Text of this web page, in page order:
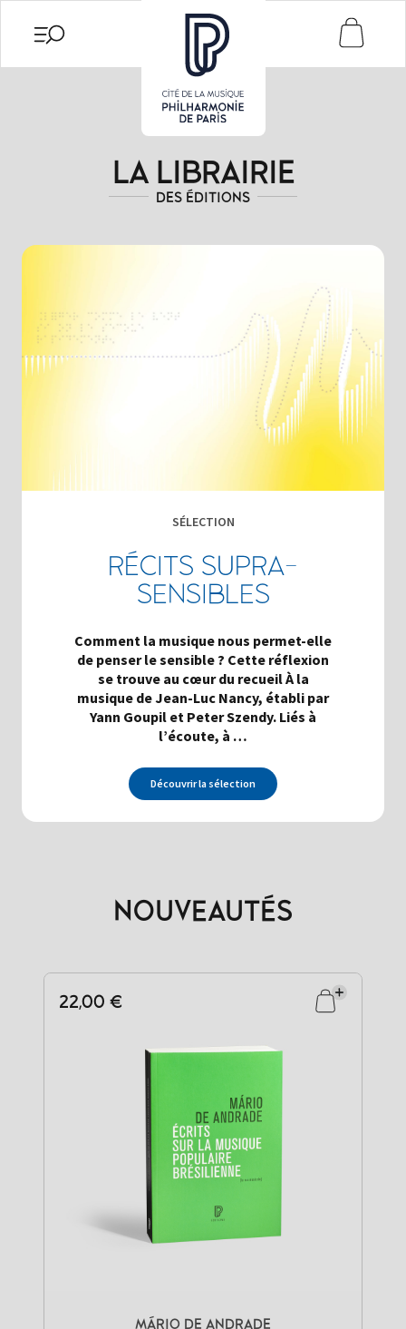
articles
LA LIBRAIRIE
DES ÉDITIONS
SÉLECTION
RÉCITS SUPRA-
SENSIBLES
Comment la musique nous permet-elle
de penser le sensible ? Cette réflexion
se trouve au cœur du recueil À la
musique de Jean-Luc Nancy, établi par
Yann Goupil et Peter Szendy. Liés à
l’écoute, à …
Découvrir la sélection
NOUVEAUTÉS
22,00 €
MÁRIO DE ANDRADE